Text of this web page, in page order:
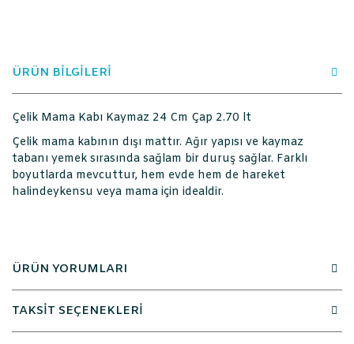
ÜRÜN BİLGİLERİ
Çelik Mama Kabı Kaymaz 24 Cm Çap 2.70 lt
Çelik mama kabının dışı mattır. Ağır yapısı ve kaymaz
tabanı yemek sırasında sağlam bir duruş sağlar. Farklı
boyutlarda mevcuttur, hem evde hem de hareket
halindeykensu veya mama için idealdir.
ÜRÜN YORUMLARI
TAKSİT SEÇENEKLERİ